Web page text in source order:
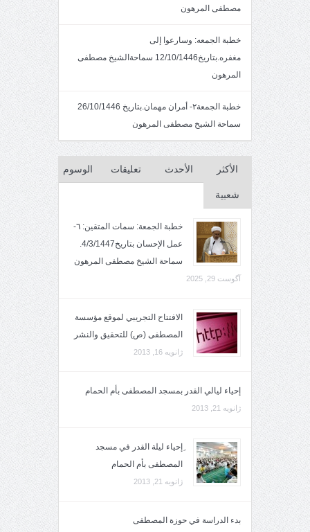
مصطفى المرهون
خطبة الجمعه: وسارعوا إلى
مغفره.بتاريخ12/10/1446 سماحةالشيخ مصطفى
المرهون
خطبة الجمعة٢- أمران مهمان.بتاريخ 26/10/1446
سماحة الشيخ مصطفى المرهون
الأكثر
شعبية
الأحدث تعليقات الوسوم
خطبة الجمعة: سمات المتقين: ٦-
عمل الإحسان بتاريخ4/3/1447.
سماحة الشيخ مصطفى المرهون
آگوست 29, 2025
الافتتاح التجريبي لموقع مؤسسة
المصطفى (ص) للتحقيق والنشر
ژانویه 16, 2013
إحياء ليالي القدر بمسجد المصطفى بأم الحمام
ژانویه 21, 2013
ِإحياء ليلة القدر في مسجد
المصطفى بأم الحمام
ژانویه 21, 2013
بدء الدراسة في حوزة المصطفى